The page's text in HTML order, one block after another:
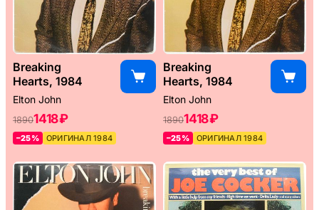
Breaking
Hearts, 1984
Elton John
18901418 ₽
–25% ОРИГИНАЛ 1984
Breaking
Hearts, 1984
Elton John
18901418 ₽
–25% ОРИГИНАЛ 1984